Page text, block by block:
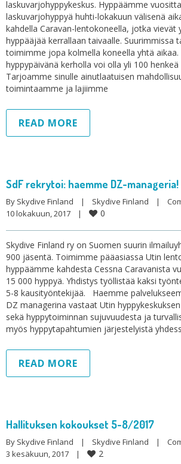
laskuvarjohyppykeskus. Hyppäämme
laskuvarjohyppyä huhti-lokakuun välisenä
kahdella Caravan-lentokoneella, jotka vievät
hyppääjää kerrallaan taivaalle. Suurimmissa
toimimme jopa kolmella koneella yhtä aikaa.
hyppypäivänä kerholla voi olla yli 100 henkeä
Tarjoamme sinulle ainutlaatuisen
toimintaamme ja lajiimme
READ MORE
SdF rekrytoi: haemme DZ-manageria!
By Skydive Finland | Skydive Finland |
10 lokakuun, 2017
| 0
Skydive Finland ry on Suomen suurin
900 jäsentä. Toimimme pääasiassa Utin
hyppäämme kahdesta Cessna Caravanista
15 000 hyppyä. Yhdistys työllistää kaksi
5-8 kausityöntekijää. Haemme
DZ managerina vastaat Utin
sekä hyppytoiminnan sujuvuudesta ja
myös hyppytapahtumien järjestelyistä
READ MORE
Hallituksen kokoukset 5-8/2017
By Skydive Finland | Skydive Finland |
3 kesäkuun, 2017
| 2